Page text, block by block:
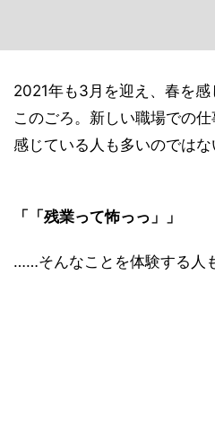
2021年も3月を迎え、春を感
このごろ。新しい職場での
感じている人も多いのではな
「「残業って怖っっ」」
……そんなことを体験する人